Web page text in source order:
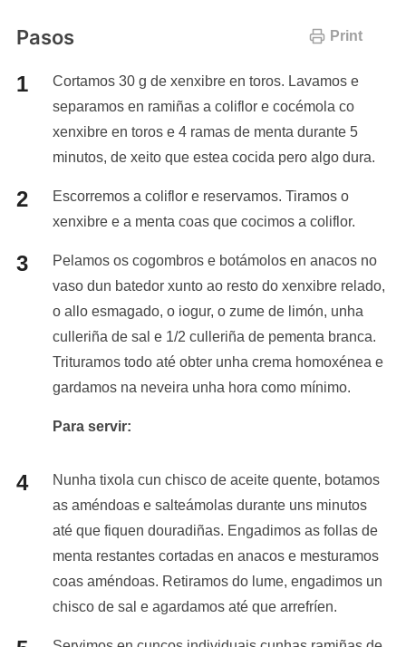
Print
Pasos
Cortamos 30 g de xenxibre en toros. Lavamos e
separamos en ramiñas a coliflor e cocémola co
xenxibre en toros e 4 ramas de menta durante 5
minutos, de xeito que estea cocida pero algo dura.
Escorremos a coliflor e reservamos. Tiramos o
xenxibre e a menta coas que cocimos a coliflor.
Pelamos os cogombros e botámolos en anacos no
vaso dun batedor xunto ao resto do xenxibre relado,
o allo esmagado, o iogur, o zume de limón, unha
culleriña de sal e 1/2 culleriña de pementa branca.
Trituramos todo até obter unha crema homoxénea e
gardamos na neveira unha hora como mínimo.
Para servir:
Nunha tixola cun chisco de aceite quente, botamos
as améndoas e salteámolas durante uns minutos
até que fiquen douradiñas. Engadimos as follas de
menta restantes cortadas en anacos e mesturamos
coas améndoas. Retiramos do lume, engadimos un
chisco de sal e agardamos até que arrefríen.